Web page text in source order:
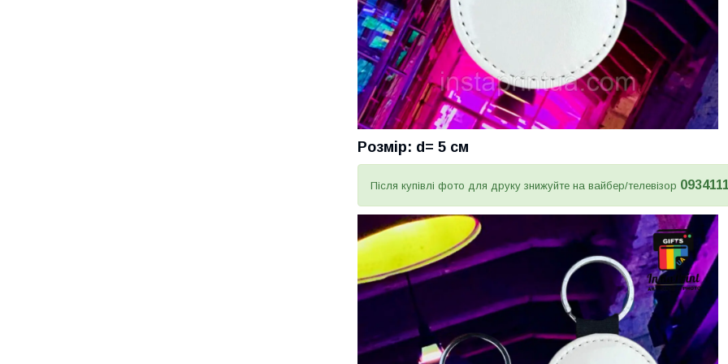
Розмір: d= 5 см
Після купівлі фото для друку знижуйте на вайбер/телевізор